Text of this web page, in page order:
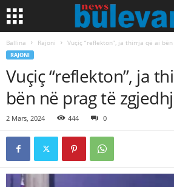
Ballina Rajoni Vuçiç “reflekton”, ja thirrja që ai
RAJONI
Vuçiç “reflekton”, ja
bën në prag të
2 Mars, 2024 444 0